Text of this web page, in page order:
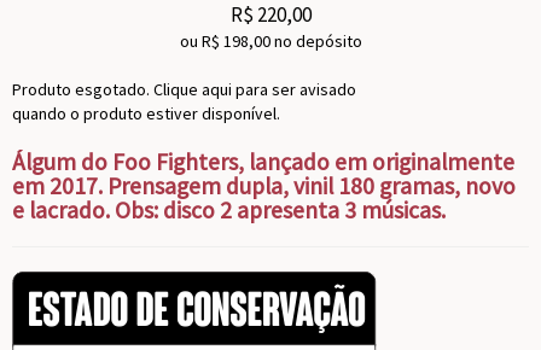
R$ 220,00
ou R$ 198,00no depósito
Produto esgotado. Clique aqui para ser avisado
quando o produto estiver disponível.
Álgum do Foo Fighters, lançado em originalmente
em 2017. Prensagem dupla, vinil 180 gramas, novo
e lacrado. Obs: disco 2 apresenta 3 músicas.